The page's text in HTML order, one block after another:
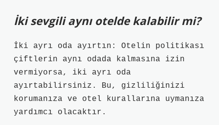
İki sevgili aynı otelde kalabilir mi?
İki ayrı oda ayırtın: Otelin politikası
çiftlerin aynı odada kalmasına izin
vermiyorsa, iki ayrı oda
ayırtabilirsiniz. Bu, gizliliğinizi
korumanıza ve otel kurallarına uymanıza
yardımcı olacaktır.